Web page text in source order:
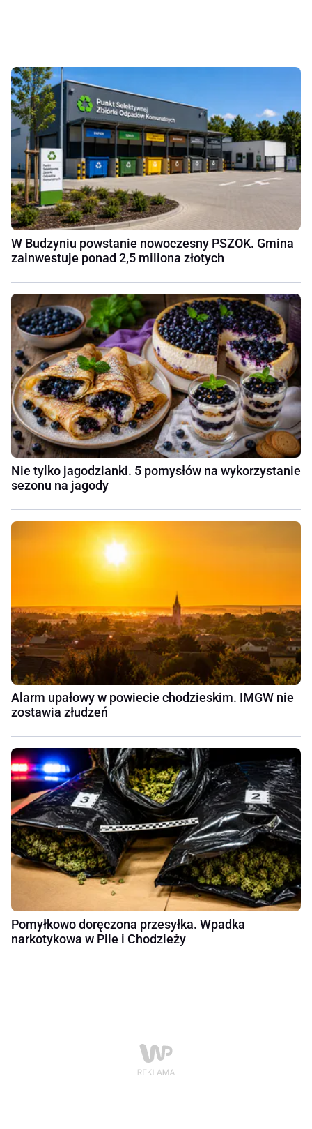
W Budzyniu powstanie nowoczesny PSZOK. Gmina
zainwestuje ponad 2,5 miliona złotych
Nie tylko jagodzianki. 5 pomysłów na wykorzystanie
sezonu na jagody
Alarm upałowy w powiecie chodzieskim. IMGW nie
zostawia złudzeń
Pomyłkowo doręczona przesyłka. Wpadka
narkotykowa w Pile i Chodzieży